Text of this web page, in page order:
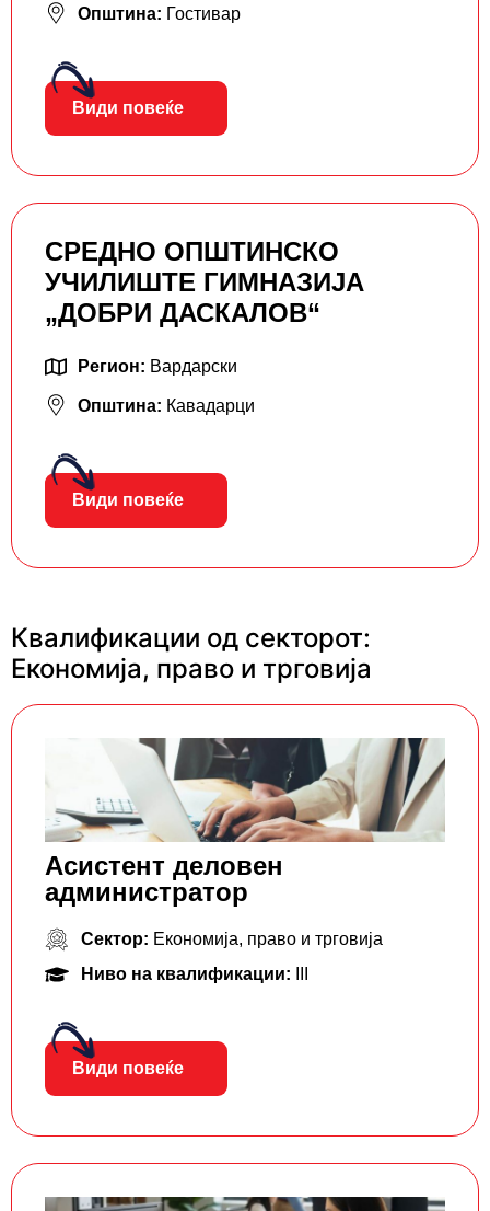
Општина: Гостивар
Види повеќе
СРЕДНО ОПШТИНСКО
УЧИЛИШТЕ ГИМНАЗИЈА
„ДОБРИ ДАСКАЛОВ“
Регион: Вардарски
Општина: Кавадарци
Види повеќе
Квалификации од секторот:
Економија, право и трговија
Асистент деловен
администратор
Сектор: Економија, право и трговија
Ниво на квалификации:
Види повеќе